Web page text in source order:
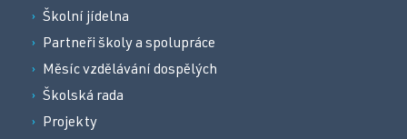
Školní jídelna
Partneři školy a spolupráce
Měsíc vzdělávání dospělých
Školská rada
Projekty